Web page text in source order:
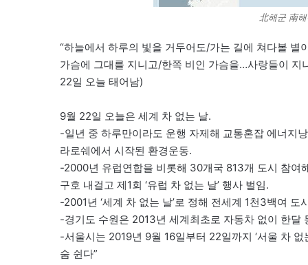
北해군 南
“하늘에서 하루의 빛을 거두어도/가는 길에 쳐다볼
가슴에 그대를 지니고/한쪽 비인 가슴을…사랑들이
22일 오늘 태어남)
9월 22일 오늘은 세계 차 없는 날.
-일년 중 하루만이라도 운행 자제해 교통혼잡 에너지
라로쉐에서 시작된 환경운동.
-2000년 유럽연합을 비롯해 30개국 813개 도시 참
구호 내걸고 제1회 ‘유럽 차 없는 날’ 행사 벌임.
-2001년 ‘세계 차 없는 날’로 정해 전세계 1천3백여
-경기도 수원은 2013년 세계최초로 자동차 없이 한달
-서울시는 2019년 9월 16일부터 22일까지 ‘서울 차 없
숨 쉰다”